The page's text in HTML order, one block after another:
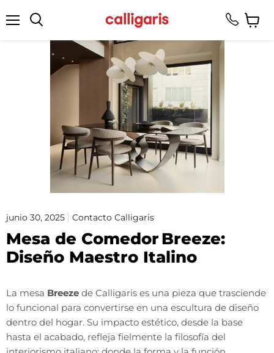
junio 30, 2025 Contacto Calligaris
Mesa de Comedor Breeze:
Diseño Maestro Italino
La mesa Breeze de Calligaris es una pieza que trasciende
lo funcional para convertirse en una escultura de diseño
dentro del hogar. Su impacto estético, desde la base
hasta el acabado, refleja fielmente la filosofía del